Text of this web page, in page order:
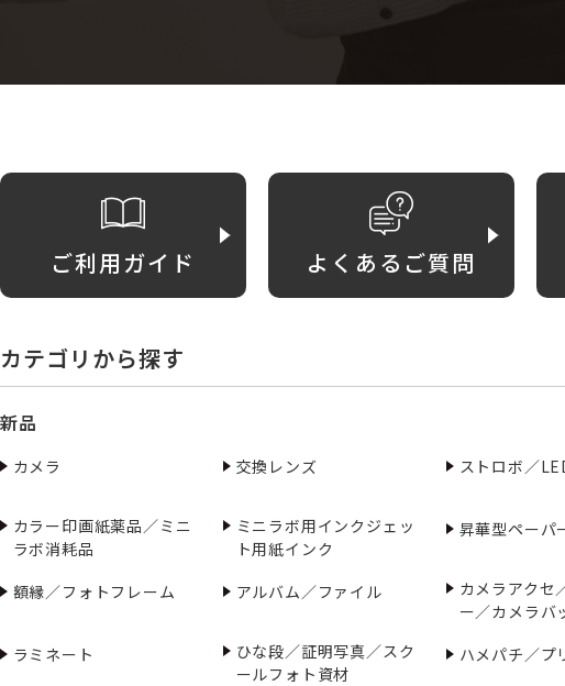
ご利用ガイド よくあるご質問
カテゴリから探す
新品
カメラ 交換レンズ ストロボ／
カラー印画紙薬品／ミニ
ラボ消耗品
ミニラボ用インクジェッ
ト用紙インク
昇華型ペーパ
額縁／フォトフレーム
アルバム／ファイル
カメラアクセ
ー／カメラバ
ラミネート
ひな段／証明写真／スク
ールフォト資材
ハメパチ／プ